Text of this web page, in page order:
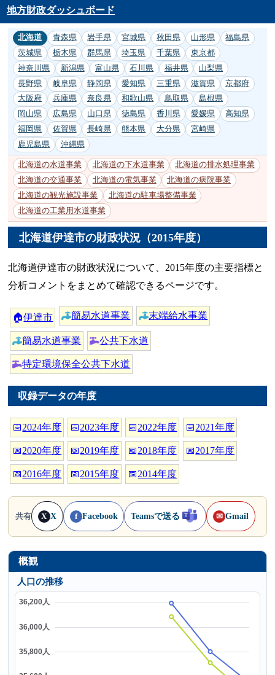
地方財政ダッシュボード
北海道 青森県 岩手県 宮城県 秋田県 山形県
福島県
茨城県
栃木県 群馬県 埼玉県 千葉県
東京都
神奈川県
新潟県 富山県 石川県 福井県
山梨県
長野県
岐阜県 静岡県 愛知県 三重県 滋賀県
京都府
大阪府
兵庫県 奈良県 和歌山県 鳥取県
島根県
岡山県
広島県 山口県 徳島県 香川県 愛媛県
高知県
福岡県
佐賀県 長崎県 熊本県 大分県
宮崎県
鹿児島県
沖縄県
北海道の水道事業 北海道の下水道事業
北海道の排水処理事業
北海道の交通事業
北海道の電気事業
北海道の病院事業
北海道の観光施設事業
北海道の駐車場整備事業
北海道の工業用水道事業
北海道伊達市の財政状況（2015年度）
北海道伊達市の財政状況について、2015年度の主要指標と
分析コメントをまとめて確認できるページです。
🏠伊達市 簡易水道事業 末端給水事業
簡易水道事業 公共下水道
特定環境保全公共下水道
収録データの年度
📅2024年度 📅2023年度 📅2022年度 📅2021年度
📅2020年度 📅2019年度 📅2018年度 📅2017年度
📅2016年度 📅2015年度 📅2014年度
共有 X X f Facebook Teamsで送る ✉ Gmail
概観
人口の推移